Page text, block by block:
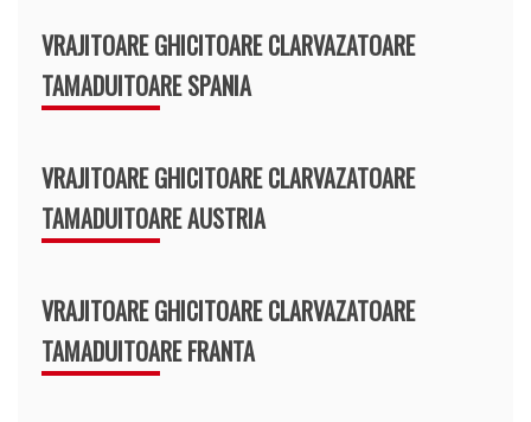
VRAJITOARE GHICITOARE CLARVAZATOARE
TAMADUITOARE SPANIA
VRAJITOARE GHICITOARE CLARVAZATOARE
TAMADUITOARE AUSTRIA
VRAJITOARE GHICITOARE CLARVAZATOARE
TAMADUITOARE FRANTA